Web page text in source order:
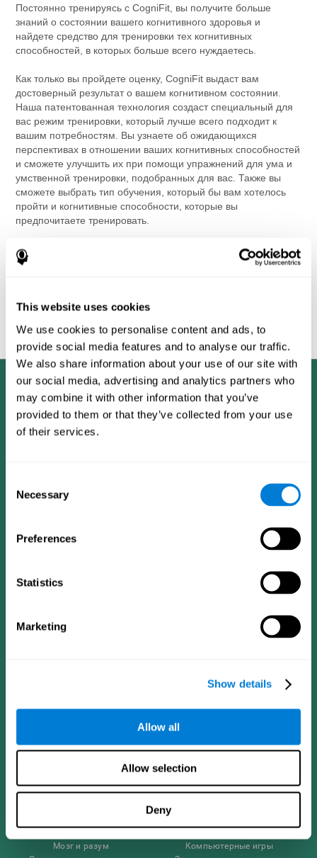
This website uses cookies
We use cookies to personalise content and ads, to
provide social media features and to analyse our traffic.
We also share information about your use of our site with
our social media, advertising and analytics partners who
may combine it with other information that you’ve
provided to them or that they’ve collected from your use
of their services.
Selection
Necessary
Preferences
Statistics
Marketing
Show details
Allow all
Allow selection
Deny
Постоянно тренируясь с CogniFit, вы получите больше
знаний о состоянии вашего когнитивного здоровья и
найдете средство для тренировки тех когнитивных
способностей, в которых больше всего нуждаетесь.
Как только вы пройдете оценку, CogniFit выдаст вам
достоверный результат о вашем когнитивном состоянии.
Наша патентованная технология создаст специальный для
вас режим тренировки, который лучше всего подходит к
вашим потребностям. Вы узнаете об ожидающихся
перспективах в отношении ваших когнитивных способностей
и сможете улучшить их при помощи упражнений для ума и
умственной тренировки, подобранных для вас. Также вы
сможете выбрать тип обучения, который бы вам хотелось
пройти и когнитивные способности, которые вы
предпочитаете тренировать.
Все упражнения, входящие в тренировку для ума, доступны
в режиме онлайн, чтобы вы могли начать тренировать ваш
оценку и начните работать над вашими когнитивными
здоровье!
Мозг и разум
Компьютерные игры